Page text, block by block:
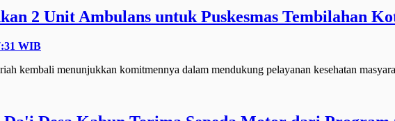
2 Unit Ambulans untuk Puskesmas Tembilahan
WIB
kembali menunjukkan komitmennya dalam mendukung pelayanan kesehatan